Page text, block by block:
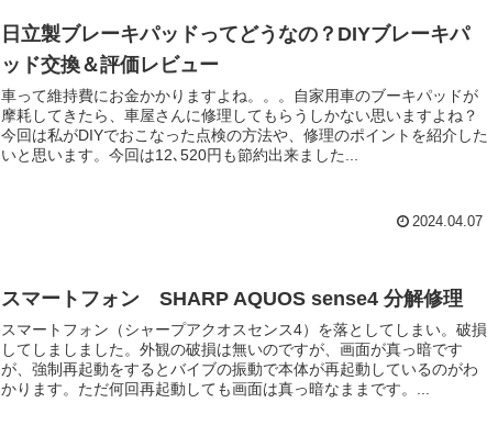
日立製ブレーキパッドってどうなの？DIYブレーキパ
ッド交換＆評価レビュー
車って維持費にお金かかりますよね。。。自家用車のブーキパッドが
摩耗してきたら、車屋さんに修理してもらうしかない思いますよね？
今回は私がDIYでおこなった点検の方法や、修理のポイントを紹介した
いと思います。今回は12､520円も節約出来ました...
2024.04.07
スマートフォン SHARP AQUOS sense4 分解修理
スマートフォン（シャープアクオスセンス4）を落としてしまい。破損
してしましました。外観の破損は無いのですが、画面が真っ暗です
が、強制再起動をするとバイブの振動で本体が再起動しているのがわ
かります。ただ何回再起動しても画面は真っ暗なままです。...